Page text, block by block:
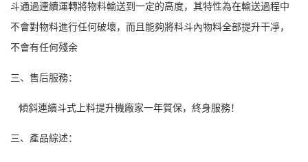
斗通過連續運轉將物料輸送到一定的高度，其特性為在輸送過程中
不會對物料進行任何破壞，而且能夠將料斗內物料全部提升干凈，
不會有任何殘余
三、售后服務：
傾斜連續斗式上料提升機廠家一年質保，終身服務！
三、 產品綜述：